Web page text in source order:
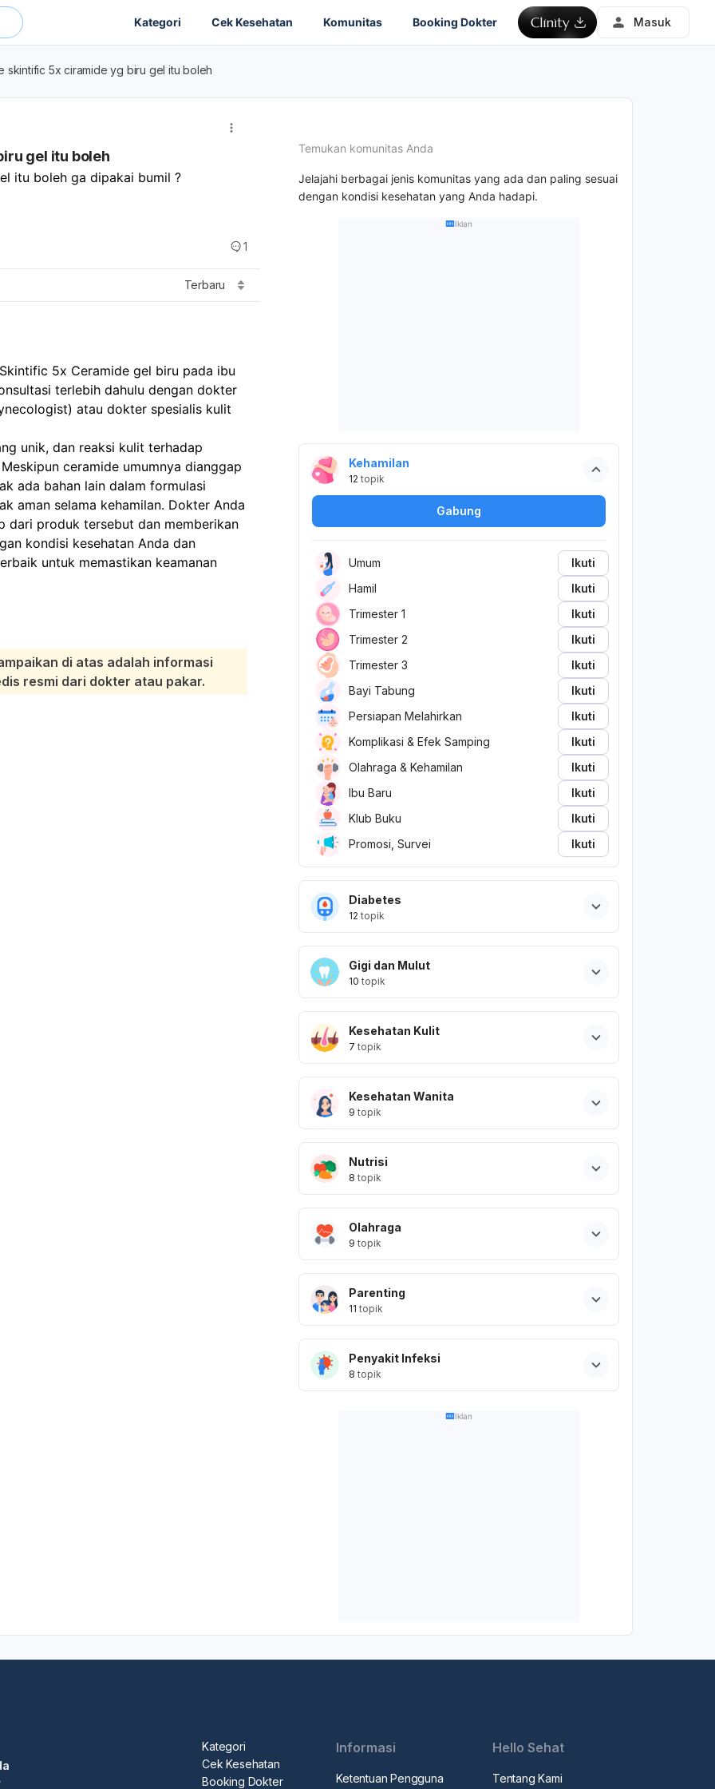
Kategori Cek Kesehatan Komunitas Booking Dokter Masuk
skintific 5x ciramide yg biru gel itu boleh
gel itu boleh
itu boleh ga dipakai bumil ?
1
Terbaru
5x Ceramide gel biru pada ibu
terlebih dahulu dengan dokter
atau dokter spesialis kulit
unik, dan reaksi kulit terhadap
ceramide umumnya dianggap
ada bahan lain dalam formulasi
aman selama kehamilan. Dokter Anda
dari produk tersebut dan memberikan
kondisi kesehatan Anda dan
untuk memastikan keamanan
di atas adalah informasi
resmi dari dokter atau pakar.
Temukan komunitas Anda
Jelajahi berbagai jenis komunitas yang ada dan paling sesuai
dengan kondisi kesehatan yang Anda hadapi.
Iklan
Kehamilan
12 topik
Gabung
Umum
Ikuti
Hamil
Ikuti
Trimester 1
Ikuti
Trimester 2
Ikuti
Trimester 3
Ikuti
Bayi Tabung
Ikuti
Persiapan Melahirkan
Ikuti
Komplikasi & Efek Samping
Ikuti
Olahraga & Kehamilan
Ikuti
Ibu Baru
Ikuti
Klub Buku
Ikuti
Promosi, Survei
Ikuti
Diabetes
12 topik
Gigi dan Mulut
10 topik
Kesehatan Kulit
7 topik
Kesehatan Wanita
9 topik
Nutrisi
8 topik
Olahraga
9 topik
Parenting
11 topik
Penyakit Infeksi
8 topik
Iklan
Kategori
Cek Kesehatan
Booking Dokter
Informasi
Ketentuan Pengguna
Hello Sehat
Tentang Kami